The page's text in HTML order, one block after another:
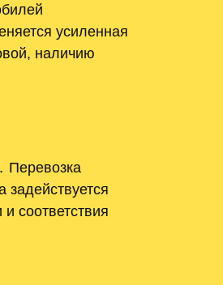
усиленная
наличию
Перевозка
задействуется
соответствия